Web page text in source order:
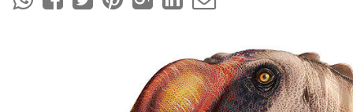
CULTURIZANDO.COM